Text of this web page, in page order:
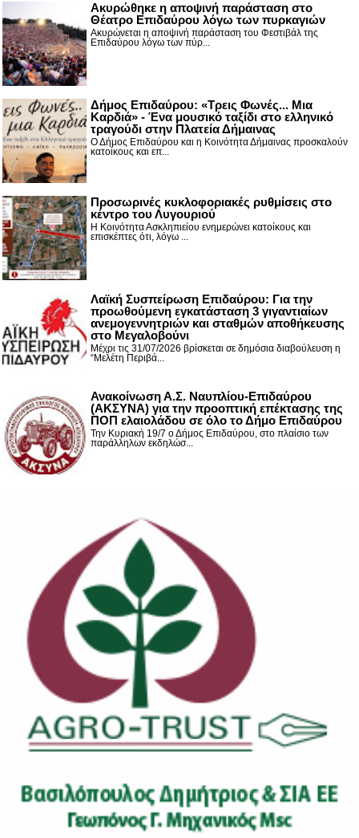
Ακυρώθηκε η αποψινή παράσταση στο
Θέατρο Επιδαύρου λόγω των πυρκαγιών
Ακυρώνεται η αποψινή παράσταση του Φεστιβάλ της
Επιδαύρου λόγω των πύρ...
Δήμος Επιδαύρου: «Τρεις Φωνές... Μια
Καρδιά» - Ένα μουσικό ταξίδι στο ελληνικό
τραγούδι στην Πλατεία Δήμαινας
Ο Δήμος Επιδαύρου και η Κοινότητα Δήμαινας προσκαλούν
κατοίκους και επ...
Προσωρινές κυκλοφοριακές ρυθμίσεις στο
κέντρο του Λυγουριού
Η Κοινότητα Ασκληπιείου ενημερώνει κατοίκους και
επισκέπτες ότι, λόγω ...
Λαϊκή Συσπείρωση Επιδαύρου: Για την
προωθούμενη εγκατάσταση 3 γιγαντιαίων
ανεμογεννητριών και σταθμών αποθήκευσης
στο Μεγαλοβούνι
Μέχρι τις 31/07/2026 βρίσκεται σε δημόσια διαβούλευση η
“Μελέτη Περιβά...
Ανακοίνωση Α.Σ. Ναυπλίου-Επιδαύρου
(ΑΚΣΥΝΑ) για την προοπτική επέκτασης της
ΠΟΠ ελαιολάδου σε όλο το Δήμο Επιδαύρου
Την Κυριακή 19/7 ο Δήμος Επιδαύρου, στο πλαίσιο των
παράλληλων εκδηλώσ...